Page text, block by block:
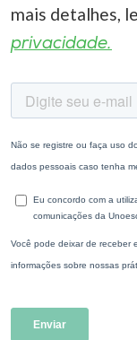
mais detalhes,
privacidade.